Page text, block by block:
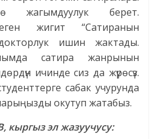
жагымдуулук берет.
жигит “Сатиранын
ишин жактады.
сатира жанрынын
ичинде сиз да жүрөсүз.
сабак учурунда
окутуп жатабыз.
эл жазуучусу: